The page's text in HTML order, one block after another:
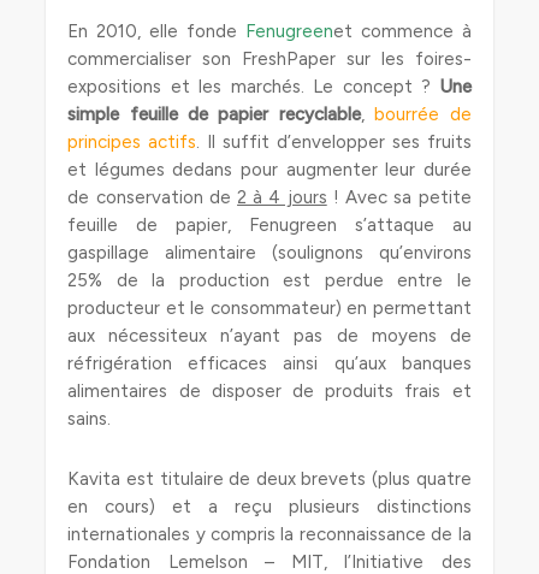
En 2010, elle fonde Fenugreenet commence à
commercialiser son FreshPaper sur les foires-
expositions et les marchés. Le concept ? Une
simple feuille de papier recyclable,bourrée de
principes actifs. Il suffit d’envelopper ses fruits
et légumes dedans pour augmenter leur durée
de conservation de2 à 4 jours ! Avec sa petite
feuille de papier, Fenugreen s’attaque au
gaspillage alimentaire (soulignons qu’environs
25% de la production est perdue entre le
producteur et le consommateur) en permettant
aux nécessiteux n’ayant pas de moyens de
réfrigération efficaces ainsi qu’aux banques
alimentaires de disposer de produits frais et
sains.
Kavita est titulaire de deux brevets (plus quatre
en cours) et a reçu plusieurs distinctions
internationales y compris la reconnaissance de la
Fondation Lemelson – MIT, l’Initiative des